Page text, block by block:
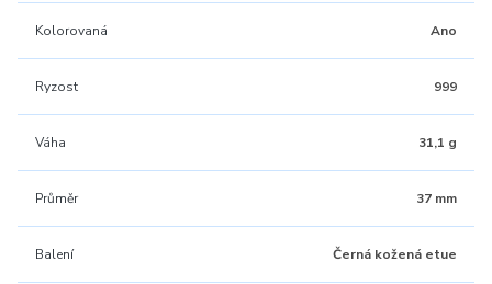
Kolorovaná Ano
Ryzost 999
Váha 31,1 g
Průměr 37 mm
Balení Černá kožená etue